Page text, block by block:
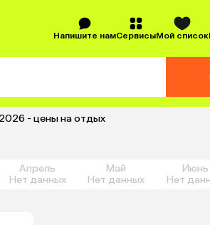
Напишите намСервисыМой список
- цены на отдых
Апрель
Нет данных
Май
Нет данных
Июнь
Нет